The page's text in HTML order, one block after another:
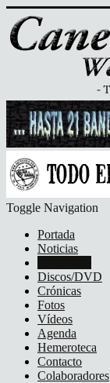
Toggle Navigation
Portada
Noticias
Discos/DVD
Crónicas
Fotos
Vídeos
Agenda
Hemeroteca
Contacto
Colaboradores